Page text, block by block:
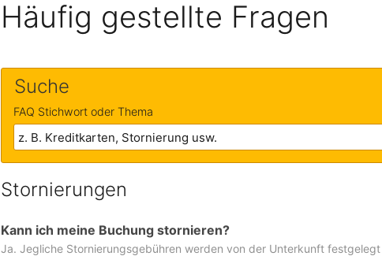
Häufig gestellte Fragen
Suche
FAQ Stichwort oder Thema
Stornierungen
Kann ich meine Buchung stornieren?
Ja. Jegliche Stornierungsgebühren werden von der Unterkunft